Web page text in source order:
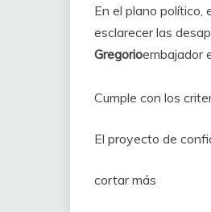
En el plano político,
esclarecer las
Gregorioembajador
Cumple con los
El proyecto de
cortar más